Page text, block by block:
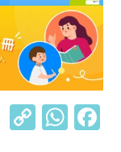
C W